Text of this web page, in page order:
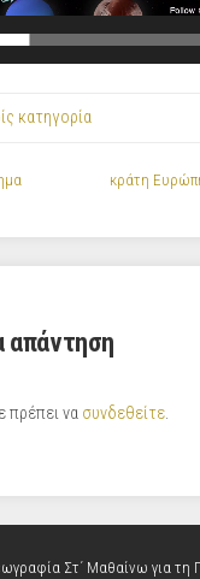
κατηγορία
κράτη
απάντηση
πρέπει να συνδεθείτε.
Στ΄ Μαθαίνω για τη